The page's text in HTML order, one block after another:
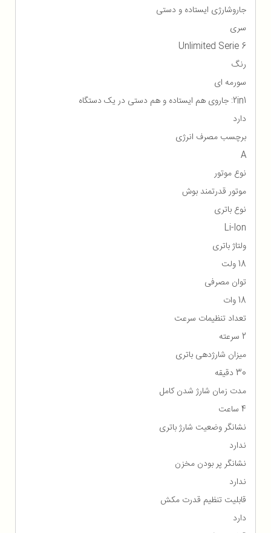
جاروشارژی ایستاده و دستی
سری
Unlimited Serie 6
رنگ
سورمه ای
2in1: جاروی هم ایستاده و هم دستی در یک دستگاه
دارد
برچسب مصرف انرژی
A
نوع موتور
موتور قدرتمند بوش
نوع باتری
Li-Ion
ولتاژ باتری
18 ولت
توان مصرفی
18 وات
تعداد تنظیمات سرعت
2 سرعته
میزان شارژدهی باتری
30 دقیقه
مدت زمان شارژ شدن کامل
4 ساعت
نشانگر وضعیت شارژ باتری
ندارد
نشانگر پر بودن مخزن
ندارد
قابلیت تنظیم قدرت مکش
دارد